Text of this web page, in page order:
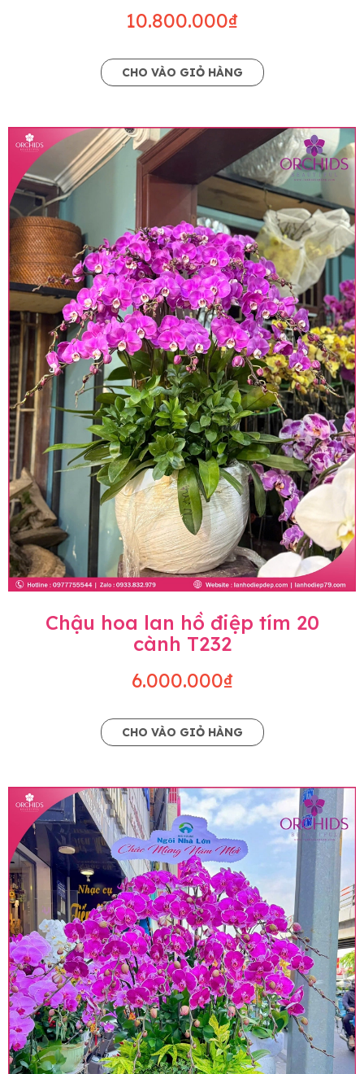
10.800.000₫
CHO VÀO GIỎ HÀNG
Chậu hoa lan hồ điệp tím 20
cành T232
6.000.000₫
CHO VÀO GIỎ HÀNG